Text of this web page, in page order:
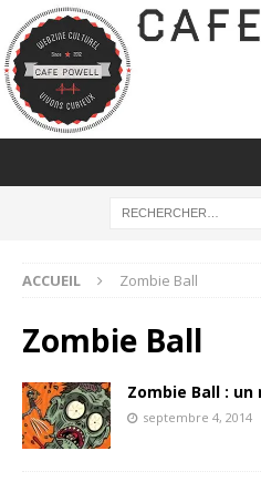
ACCUEIL Zombie Ball
Zombie Ball
Zombie Ball :
septembre 4, 2014